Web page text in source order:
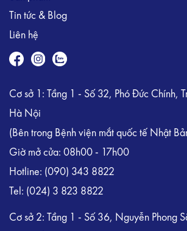
Tin tức & Blog
Liên hệ
Cơ sở 1: Tầng 1 - Số 32, Phó Đức Chính,
Hà Nội
(Bên trong Bệnh viện mắt quốc tế Nhật
Giờ mở cửa: 08h00 - 17h00
Hotline: (090) 343 8822
Tel: (024) 3 823 8822
Cơ sở 2: Tầng 1 - Số 36, Nguyễn Phong